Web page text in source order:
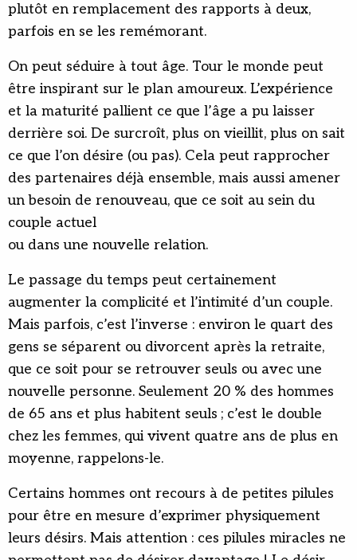
plutôt en remplacement des rapports à deux,
parfois en se les remémorant.
On peut séduire à tout âge. Tour le monde peut
être inspirant sur le plan amoureux. L’expérience
et la maturité pallient ce que l’âge a pu laisser
derrière soi. De surcroît, plus on vieillit, plus on sait
ce que l’on désire (ou pas). Cela peut rapprocher
des partenaires déjà ensemble, mais aussi amener
un besoin de renouveau, que ce soit au sein du
couple actuel
ou dans une nouvelle relation.
Le passage du temps peut certainement
augmenter la complicité et l’intimité d’un couple.
Mais parfois, c’est l’inverse : environ le quart des
gens se séparent ou divorcent après la retraite,
que ce soit pour se retrouver seuls ou avec une
nouvelle personne. Seulement 20 % des hommes
de 65 ans et plus habitent seuls ; c’est le double
chez les femmes, qui vivent quatre ans de plus en
moyenne, rappelons-le.
Certains hommes ont recours à de petites pilules
pour être en mesure d’exprimer physiquement
leurs désirs. Mais attention : ces pilules miracles ne